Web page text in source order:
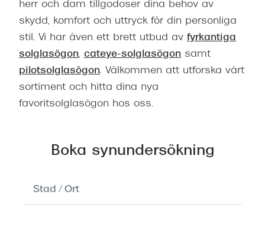
herr och dam tillgodoser dina behov av
skydd, komfort och uttryck för din personliga
stil. Vi har även ett brett utbud av fyrkantiga
solglasögon, cateye-solglasögon samt
pilotsolglasögon. Välkommen att utforska vårt
sortiment och hitta dina nya
favoritsolglasögon hos oss.
Boka synundersökning
Inga